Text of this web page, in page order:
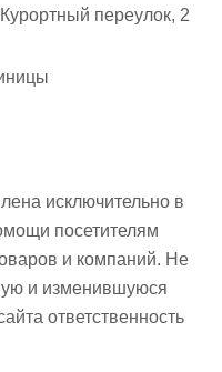
переулок, 2
исключительно в
посетителям
и компаний. Не
и изменившуюся
ответственность